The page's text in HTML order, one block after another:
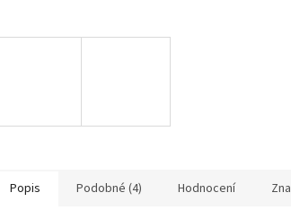
Popis Podobné (4) Hodnocení